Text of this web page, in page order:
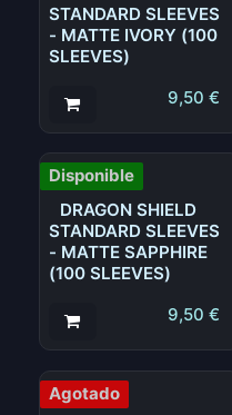
STANDARD SLEEVES
- MATTE IVORY (100
SLEEVES)
9,50 €
Disponible
DRAGON SHIELD
STANDARD SLEEVES
- MATTE SAPPHIRE
(100 SLEEVES)
9,50 €
Agotado